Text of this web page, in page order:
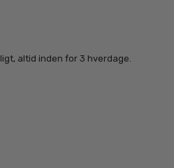
altid inden for 3 hverdage.